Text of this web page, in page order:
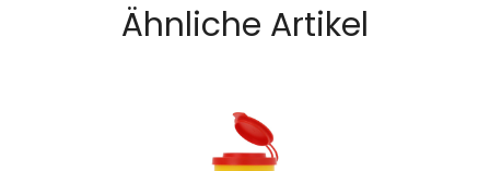
Ähnliche Artikel